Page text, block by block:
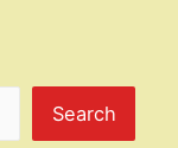
Search